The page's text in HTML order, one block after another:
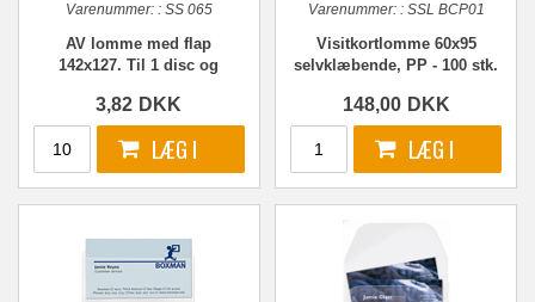
Varenummer:: SS 065
AV lomme med flap
142x127. Til 1 disc og
3,82 DKK
Varenummer:: SSL BCP01
Visitkortlomme 60x95
selvklæbende, PP - 100 stk.
148,00 DKK